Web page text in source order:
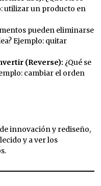
utilizar un producto en
pueden eliminarse
Ejemplo: quitar
(Reverse): ¿Qué se
cambiar el orden
innovación y rediseño,
y a ver los